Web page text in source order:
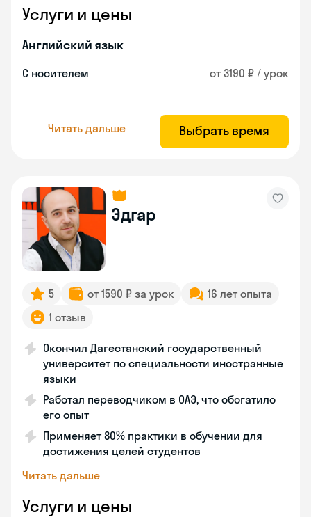
Услуги и цены
Английский язык
С носителем от 3190 ₽ / урок
Читать дальше Выбрать время
Эдгар
5 от 1590 ₽ за урок
16 лет опыта
1 отзыв
Окончил Дагестанский государственный
университет по специальности иностранные
языки
Работал переводчиком в ОАЭ, что обогатило
его опыт
Применяет 80% практики в обучении для
достижения целей студентов
Читать дальше
Услуги и цены